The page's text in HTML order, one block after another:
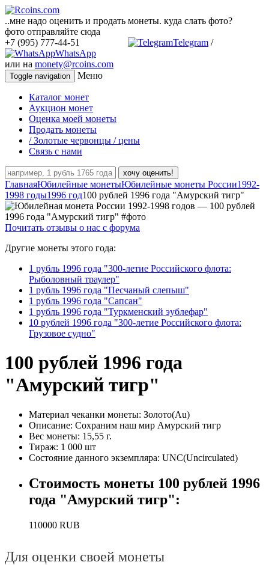
..мне надо оценить и продать монеты. куда слать фото?
фото отправляйте сюда
+7 (995) 777-44-51
Telegram /
WhatsApp
или на monety@rcoins.com
Toggle navigation Меню
Каталог монет
Аукцион монет
Оценка моей монеты
Продать монеты
/ Золотые червонцы / цены
Связь с нами
хочу оценить!
ГлавнаяЮбилейные монетыЮбилейные монеты России1992-
1998 годы1996 год100 рублей 1996 года "Амурский тигр"
Почитать отзывы о нас с форума
Другие монеты этого года:
1 рубль 1996 года "300-летие Российского флота:
Рыболовный траулер"
1 рубль 1996 года "Песчаный слепыш"
1 рубль 1996 года "Сапсан"
1 рубль 1996 года "Туркменский эублефар"
10 рублей 1996 года "300-летие Российского флота:
Грузовое судно"
100 рублей 1996 года
"Амурский тигр"
Материал чеканки монеты: Золото(Au)
Описание: Сохраним наш мир Амурский тигр
Вес монеты: 15,55 г.
Тираж: 1 000 шт
Состояние данного экземпляра: UNC(Uncirculated)
Стоимость монеты 100 рублей 1996
года "Амурский тигр":
110000 RUB
Для оценки своей монеты